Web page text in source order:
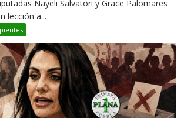
Nayeli Salvatori y Grace Palomares
lección a...